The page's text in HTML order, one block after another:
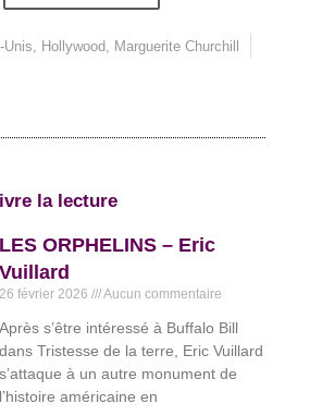
Unis, Hollywood, Marguerite Churchill
la lecture
LES ORPHELINS – Eric
Vuillard
26 février 2026 Aucun commentaire
Après s’être intéressé à Buffalo Bill
dans Tristesse de la terre, Eric Vuillard
s’attaque à un autre monument de
l’histoire américaine en